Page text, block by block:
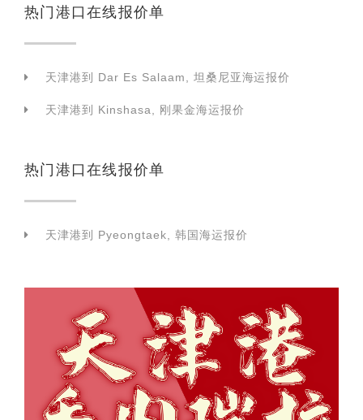
热门港口在线报价单
天津港到 Dar Es Salaam, 坦桑尼亚海运报价
天津港到 Kinshasa, 刚果金海运报价
热门港口在线报价单
天津港到 Pyeongtaek, 韩国海运报价